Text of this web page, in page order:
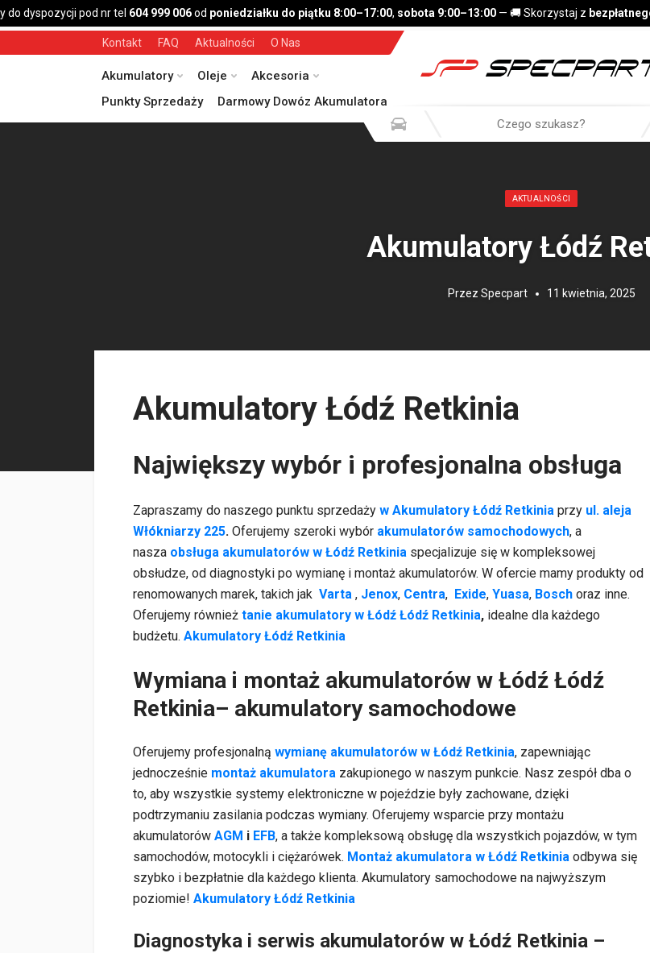
dyspozycji pod nr tel604 999 006odponiedziałku do piątku 8:00–17:00,sobota 9:00–13:00— 🚚 Skorzystaj z
Kontakt FAQ Aktualności O Nas
Akumulatory Oleje
Akcesoria
Punkty Sprzedaży
Darmowy Dowóz Akumulatora
Opublikowany w:
AKTUALNOŚCI
Akumulatory Łódź
Przez Specpart 11 kwietnia, 2025
Akumulatory Łódź Retkinia
Największy wybór i profesjonalna obsługa
Zapraszamy do naszego punktu sprzedaży w Akumulatory Łódź Retkinia przy ul. aleja
Włókniarzy 225. Oferujemy szeroki wybór akumulatorów samochodowych, a
nasza obsługa akumulatorów w Łódź Retkinia specjalizuje się w kompleksowej
obsłudze, od diagnostyki po wymianę i montaż akumulatorów. W ofercie mamy produkty od
renomowanych marek, takich jak Varta , Jenox, Centra, Exide, Yuasa, Bosch oraz inne.
Oferujemy również tanie akumulatory w Łódź Łódź Retkinia, idealne dla każdego
budżetu. Akumulatory Łódź Retkinia
Wymiana i montaż akumulatorów w Łódź Łódź
Retkinia– akumulatory samochodowe
Oferujemy profesjonalną wymianę akumulatorów w Łódź Retkinia, zapewniając
jednocześnie montaż akumulatora zakupionego w naszym punkcie. Nasz zespół dba o
to, aby wszystkie systemy elektroniczne w pojeździe były zachowane, dzięki
podtrzymaniu zasilania podczas wymiany. Oferujemy wsparcie przy montażu
akumulatorów AGM i EFB, a także kompleksową obsługę dla wszystkich pojazdów, w tym
samochodów, motocykli i ciężarówek. Montaż akumulatora w Łódź Retkinia odbywa się
szybko i bezpłatnie dla każdego klienta. Akumulatory samochodowe na najwyższym
poziomie! Akumulatory Łódź Retkinia
Diagnostyka i serwis akumulatorów w Łódź Retkinia –